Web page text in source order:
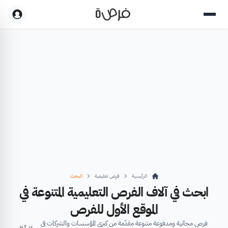
الرئيسية فرص تعليمية البحث
ابحث في آلاف الفرص التعليمية المتنوعة في
الموقع الأول للفرص
فرص مجانية ومدفوعة متنوعة مقدّمة من كبرى المؤسسات والشركات في